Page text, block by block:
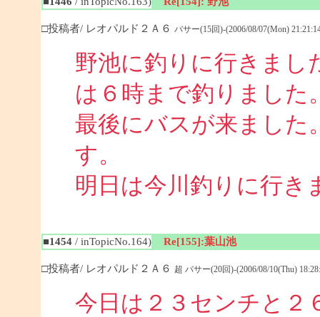
□投稿者/ レオパルド２Ａ６ バサー(15回)-(2006/08/07(Mon)
野池に釣りに行きまし
は６時まで釣りました
最後にバスが来ました
す。
明日は今川釣りに行き
■1454/ inTopicNo.164) Re[155]:葉山池
□投稿者/ レオパルド２Ａ６ 超 バサー(20回)-(2006/08/10(Thu)
今日は２３センチと２